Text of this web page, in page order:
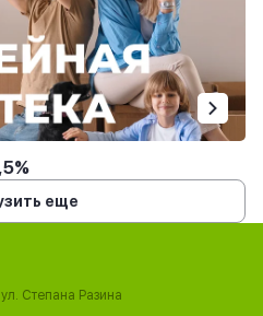
еще
Степана Разина